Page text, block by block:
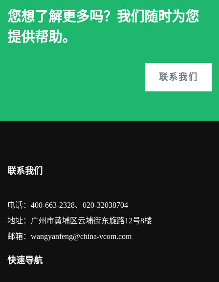
您想了解更多吗？我们随时为您
提供帮助。
联系我们
联系我们
电话：400-663-2328、020-32038704
地址：广州市黄埔区云埔街东旋路12号8楼
邮箱：wangyanfeng@china-vcom.com
快速导航